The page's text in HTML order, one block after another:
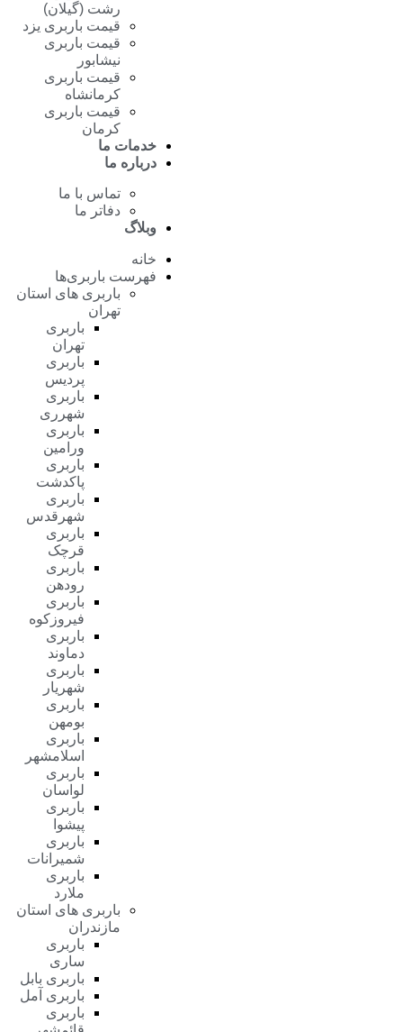
رشت (گیلان)
قیمت باربری یزد
قیمت باربری
نیشابور
قیمت باربری
کرمانشاه
قیمت باربری
کرمان
خدمات ما
درباره ما
تماس با ما
دفاتر ما
وبلاگ
خانه
فهرست باربری‌ها
باربری های استان
تهران
باربری
تهران
باربری
پردیس
باربری
شهرری
باربری
ورامین
باربری
پاکدشت
باربری
شهرقدس
باربری
قرچک
باربری
رودهن
باربری
فیروزکوه
باربری
دماوند
باربری
شهریار
باربری
بومهن
باربری
اسلامشهر
باربری
لواسان
باربری
پیشوا
باربری
شمیرانات
باربری
ملارد
باربری های استان
مازندران
باربری
ساری
باربری بابل
باربری آمل
باربری